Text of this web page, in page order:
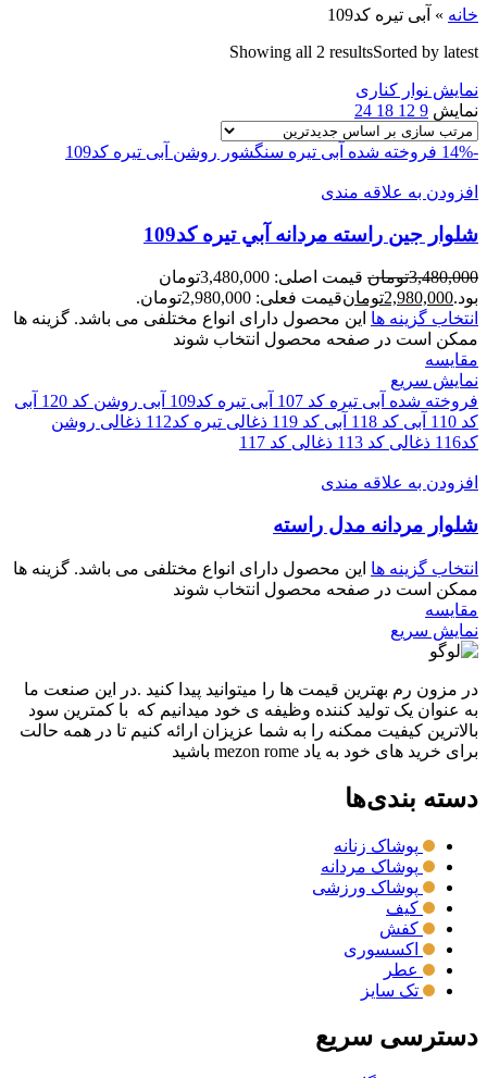
خانه » آبی تیره کد109
Showing all 2 resultsSorted by latest
نمایش نوار کناری
نمایش 9
12
18
24
-14% فروخته شده آبی تیره سنگشور روشن آبی تیره کد109
افزودن به علاقه مندی
شلوار جين راسته مردانه آبي تيره کد109
3,480,000تومان
قیمت اصلی: 3,480,000تومان
بود.2,980,000تومانقیمت فعلی: 2,980,000تومان.
انتخاب گزینه ها این محصول دارای انواع مختلفی می باشد. گزینه ها
ممکن است در صفحه محصول انتخاب شوند
مقايسه
نمایش سریع
فروخته شده آبی تیره کد 107 آبی تیره کد109 آبی روشن کد 120
آبی
کد 110
آبی کد 118 آبی کد 119 ذغالی تیره کد112
ذغالی روشن
کد116
ذغالی کد 113 ذغالی کد 117
افزودن به علاقه مندی
شلوار مردانه مدل راسته
انتخاب گزینه ها این محصول دارای انواع مختلفی می باشد. گزینه ها
ممکن است در صفحه محصول انتخاب شوند
مقايسه
نمایش سریع
در مزون رم بهترین قیمت ها را میتوانید پیدا کنید .در این صنعت ما
به عنوان یک تولید کننده وظیفه ی خود میدانیم که با کمترین سود
بالاترین کیفیت ممکنه را به شما عزیزان ارائه کنیم تا در همه حالت
برای خرید های خود به یاد mezon rome باشید
دسته بندی‌ها
پوشاک زنانه
پوشاک مردانه
پوشاک ورزشی
کیف
کفش
اکسسوری
عطر
تک سایز
دسترسی سریع